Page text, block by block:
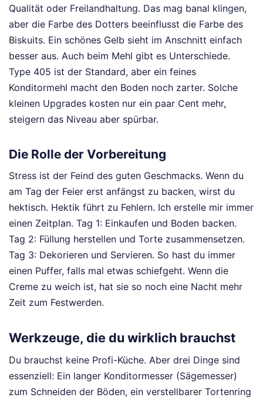
Qualität oder Freilandhaltung. Das mag banal klingen,
aber die Farbe des Dotters beeinflusst die Farbe des
Biskuits. Ein schönes Gelb sieht im Anschnitt einfach
besser aus. Auch beim Mehl gibt es Unterschiede.
Type 405 ist der Standard, aber ein feines
Konditormehl macht den Boden noch zarter. Solche
kleinen Upgrades kosten nur ein paar Cent mehr,
steigern das Niveau aber spürbar.
Die Rolle der Vorbereitung
Stress ist der Feind des guten Geschmacks. Wenn du
am Tag der Feier erst anfängst zu backen, wirst du
hektisch. Hektik führt zu Fehlern. Ich erstelle mir immer
einen Zeitplan. Tag 1: Einkaufen und Boden backen.
Tag 2: Füllung herstellen und Torte zusammensetzen.
Tag 3: Dekorieren und Servieren. So hast du immer
einen Puffer, falls mal etwas schiefgeht. Wenn die
Creme zu weich ist, hat sie so noch eine Nacht mehr
Zeit zum Festwerden.
Werkzeuge, die du wirklich brauchst
Du brauchst keine Profi-Küche. Aber drei Dinge sind
essenziell: Ein langer Konditormesser (Sägemesser)
zum Schneiden der Böden, ein verstellbarer Tortenring